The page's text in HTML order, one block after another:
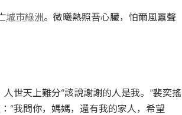
城市綠洲 。微曦熱照吾心臟，怕爾風囂聲
世天上難分“該說謝謝的人是我。”裴奕搖
“我問你，媽媽，還有我的家人，希望